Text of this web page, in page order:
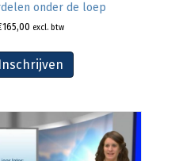
onder de loep
165,00 excl. btw
Inschrijven